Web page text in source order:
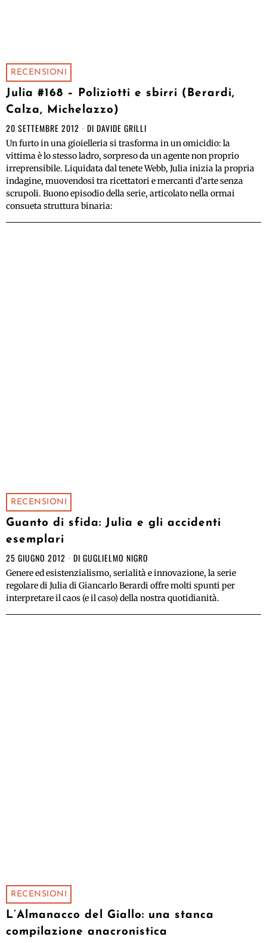
RECENSIONI
Julia #168 – Poliziotti e sbirri (Berardi,
Calza, Michelazzo)
20 SETTEMBRE 2012 DI DAVIDE GRILLI
Un furto in una gioielleria si trasforma in un omicidio: la
vittima è lo stesso ladro, sorpreso da un agente non proprio
irreprensibile. Liquidata dal tenete Webb, Julia inizia la propria
indagine, muovendosi tra ricettatori e mercanti d’arte senza
scrupoli. Buono episodio della serie, articolato nella ormai
consueta struttura binaria:
RECENSIONI
Guanto di sfida: Julia e gli accidenti
esemplari
25 GIUGNO 2012 DI GUGLIELMO NIGRO
Genere ed esistenzialismo, serialità e innovazione, la serie
regolare di Julia di Giancarlo Berardi offre molti spunti per
interpretare il caos (e il caso) della nostra quotidianità.
RECENSIONI
L’Almanacco del Giallo: una stanca
compilazione anacronistica